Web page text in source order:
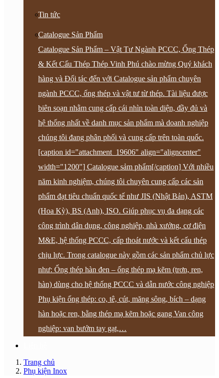
Tin tức
Catalogue Sản Phẩm
Catalogue Sản Phẩm – Vật Tư Ngành PCCC, Ống Thép
& Kết Cấu Thép Thép Vinh Phú chào mừng Quý khách
hàng và Đối tác đến với Catalogue sản phẩm chuyên
ngành PCCC, ống thép và vật tư từ thép. Tài liệu được
biên soạn nhằm cung cấp cái nhìn toàn diện, đầy đủ và
hệ thống nhất về danh mục sản phẩm mà doanh nghiệp
chúng tôi đang phân phối và cung cấp trên toàn quốc.
[caption id="attachment_19606" align="aligncenter"
width="1200"] Catalogue sảm phẩm[/caption] Với nhiều
năm kinh nghiệm, chúng tôi chuyên cung cấp các sản
phẩm đạt tiêu chuẩn quốc tế như JIS (Nhật Bản), ASTM
(Hoa Kỳ), BS (Anh), ISO. Giúp phục vụ đa dạng các
công trình dân dụng, công nghiệp, nhà xưởng, cơ điện
M&E, hệ thống PCCC, cấp thoát nước và kết cấu thép
chịu lực. Trong catalogue này gồm các sản phẩm chủ lực
như: Ống thép hàn đen – ống thép mạ kẽm (trơn, ren,
hàn) dùng cho hệ thống PCCC và dẫn nước công nghiệp
Phụ kiện ống thép: co, tê, cút, măng sông, bích – dạng
hàn hoặc ren, bằng thép mạ kẽm hoặc gang Van công
nghiệp: van bướm tay gạt,…
Trang chủ
Phụ kiện Inox